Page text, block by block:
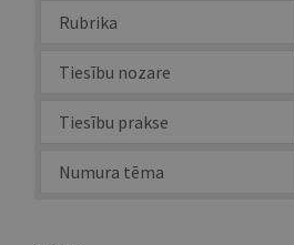
Rubrika
Tiesību nozare
Tiesību prakse
Numura tēma